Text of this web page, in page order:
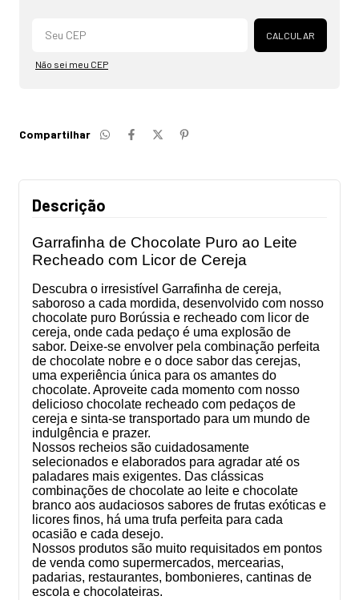
Alterar CEP
CALCULAR
Não sei meu CEP
Compartilhar
Descrição
Garrafinha de Chocolate Puro ao Leite
Recheado com Licor de Cereja
Descubra o irresistível Garrafinha de cereja,
saboroso a cada mordida, desenvolvido com nosso
chocolate puro Borússia e recheado com licor de
cereja, onde cada pedaço é uma explosão de
sabor. Deixe-se envolver pela combinação perfeita
de chocolate nobre e o doce sabor das cerejas,
uma experiência única para os amantes do
chocolate. Aproveite cada momento com nosso
delicioso chocolate recheado com pedaços de
cereja e sinta-se transportado para um mundo de
indulgência e prazer.
Nossos recheios são cuidadosamente
selecionados e elaborados para agradar até os
paladares mais exigentes. Das clássicas
combinações de chocolate ao leite e chocolate
branco aos audaciosos sabores de frutas exóticas e
licores finos, há uma trufa perfeita para cada
ocasião e cada desejo.
Nossos produtos são muito requisitados em pontos
de venda como supermercados, mercearias,
padarias, restaurantes, bombonieres, cantinas de
escola e chocolateiras.